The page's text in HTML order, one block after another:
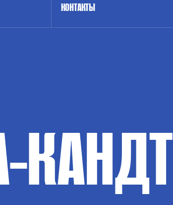
КОНТАКТЫ
КАНДТ